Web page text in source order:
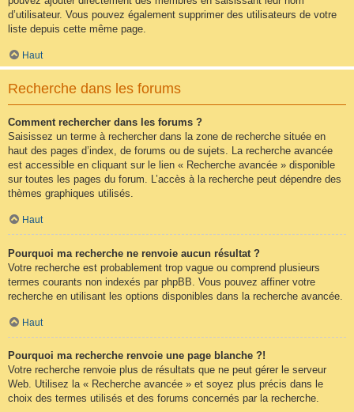
d’utilisateur. Vous pouvez également supprimer des utilisateurs de votre
liste depuis cette même page.
Haut
Recherche dans les forums
Comment rechercher dans les forums ?
Saisissez un terme à rechercher dans la zone de recherche située en
haut des pages d’index, de forums ou de sujets. La recherche avancée
est accessible en cliquant sur le lien « Recherche avancée » disponible
sur toutes les pages du forum. L’accès à la recherche peut dépendre des
thèmes graphiques utilisés.
Haut
Pourquoi ma recherche ne renvoie aucun résultat ?
Votre recherche est probablement trop vague ou comprend plusieurs
termes courants non indexés par phpBB. Vous pouvez affiner votre
recherche en utilisant les options disponibles dans la recherche avancée.
Haut
Pourquoi ma recherche renvoie une page blanche ?!
Votre recherche renvoie plus de résultats que ne peut gérer le serveur
Web. Utilisez la « Recherche avancée » et soyez plus précis dans le
choix des termes utilisés et des forums concernés par la recherche.